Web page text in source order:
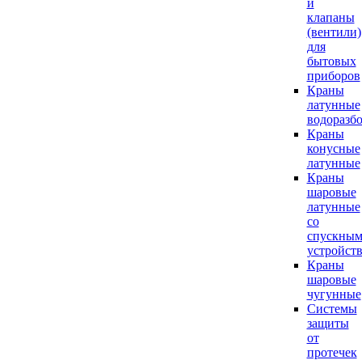
и
клапаны
(вентили)
для
бытовых
приборов
Краны
латунные
Краны
конусные
латунные
Краны
шаровые
латунные
со
спускным
Краны
шаровые
чугунные
Системы
защиты
от
протечек